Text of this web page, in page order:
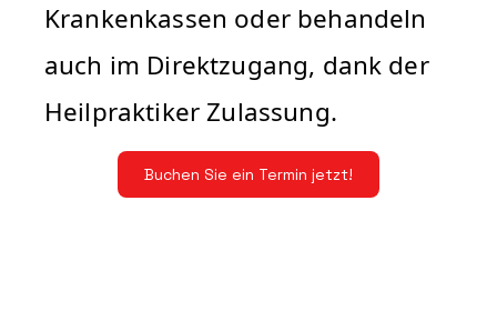
Krankenkassen oder behandeln
auch im Direktzugang, dank der
Heilpraktiker Zulassung.
Buchen Sie ein Termin jetzt!